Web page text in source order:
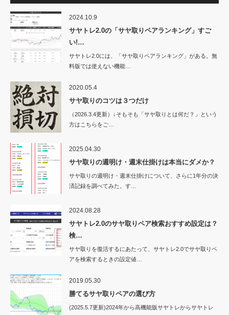
2024.10.9
サヤトレ2.0の「サヤ取りペアランキング」すご
い!…
サヤトレ2.0には、「サヤ取りペアランキング」がある。無
料版では使えない機能…
2020.05.4
サヤ取りのコツは３つだけ
（2026.3.4更新）↓そもそも「サヤ取りとは何だ？」という
方はこちらをご…
2025.04.30
サヤ取りの週明け・週末仕掛けは本当にダメか？
サヤ取りの週明け・週末仕掛けについて、さらに1年分の決
済記録を調べてみた。す…
2024.08.28
サヤトレ2.0のサヤ取りペア検索おすすめ設定は？
検…
サヤ取りを復活するにあたって、サヤトレ2.0でサヤ取りペ
アを検索するときの設定値…
2019.05.30
勝てるサヤ取りペアの選び方
(2025.5.7更新)2024年から高機能版サヤトレからサヤトレ